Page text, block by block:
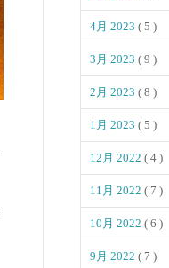
4月 2023 ( 5 )
3月 2023 ( 9 )
2月 2023 ( 8 )
1月 2023 ( 5 )
12月 2022 ( 4 )
11月 2022 ( 7 )
10月 2022 ( 6 )
9月 2022 ( 7 )